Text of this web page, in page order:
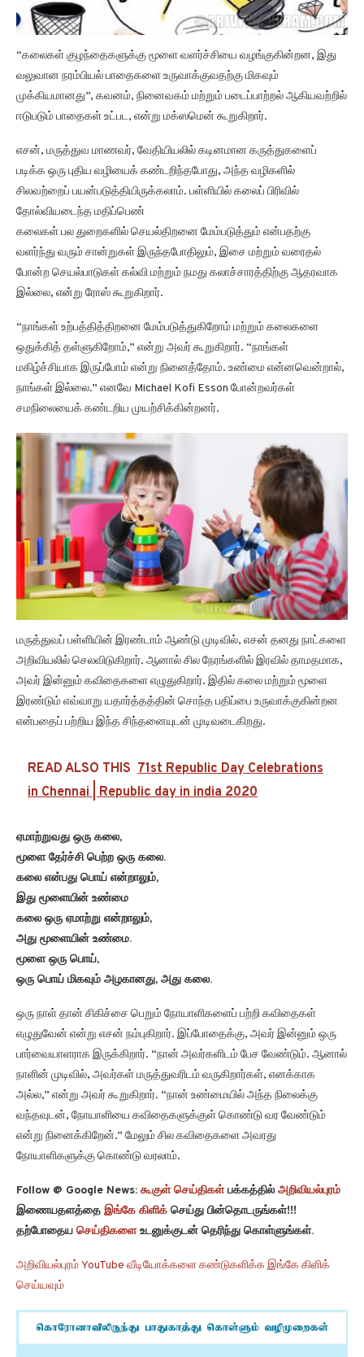
“கலைகள் குழந்தைகளுக்கு மூளை வளர்ச்சியை வழங்குகின்றன, இது
வலுவான நரம்பியல் பாதைகளை உருவாக்குவதற்கு மிகவும்
முக்கியமானது”, கவனம், நினைவகம் மற்றும் படைப்பாற்றல் ஆகியவற்றில்
ஈடுபடும் பாதைகள் உட்பட, என்று மக்ஸமென் கூறுகிறார்.
எசன், மருத்துவ மாணவர், வேதியியலில் கடினமான கருத்துகளைப்
படிக்க ஒரு புதிய வழியைக் கண்டறிந்தபோது, அந்த வழிகளில்
சிலவற்றைப் பயன்படுத்தியிருக்கலாம். பள்ளியில் கலைப் பிரிவில்
தோல்வியடைந்த மதிப்பெண்
கலைகள் பல துறைகளில் செயல்திறனை மேம்படுத்தும் என்பதற்கு
வளர்ந்து வரும் சான்றுகள் இருந்தபோதிலும், இசை மற்றும் வரைதல்
போன்ற செயல்பாடுகள் கல்வி மற்றும் நமது கலாச்சாரத்திற்கு ஆதரவாக
இல்லை, என்று ரோஸ் கூறுகிறார்.
“நாங்கள் உற்பத்தித்திறனை மேம்படுத்துகிறோம் மற்றும் கலைகளை
ஒதுக்கித் தள்ளுகிறோம்,” என்று அவர் கூறுகிறார். “நாங்கள்
மகிழ்ச்சியாக இருப்போம் என்று நினைத்தோம். உண்மை என்னவென்றால்,
நாங்கள் இல்லை.” எனவே Michael Kofi Esson போன்றவர்கள்
சமநிலையைக் கண்டறிய முயற்சிக்கின்றனர்.
மருத்துவப் பள்ளியின் இரண்டாம் ஆண்டு முடிவில், எசன் தனது நாட்களை
அறிவியலில் செலவிடுகிறார். ஆனால் சில நேரங்களில் இரவில் தாமதமாக,
அவர் இன்னும் கவிதைகளை எழுதுகிறார். இதில் கலை மற்றும் மூளை
இரண்டும் எவ்வாறு யதார்த்தத்தின் சொந்த பதிப்பை உருவாக்குகின்றன
என்பதைப் பற்றிய இந்த சிந்தனையுடன் முடிவடைகிறது.
READ ALSO THIS 71st Republic Day Celebrations
in Chennai | Republic day in india 2020
ஏமாற்றுவது ஒரு கலை,
மூளை தேர்ச்சி பெற்ற ஒரு கலை.
கலை என்பது பொய் என்றாலும்,
இது மூளையின் உண்மை
கலை ஒரு ஏமாற்று என்றாலும்,
அது மூளையின் உண்மை.
மூளை ஒரு பொய்,
ஒரு பொய் மிகவும் அழகானது, அது கலை.
ஒரு நாள் தான் சிகிச்சை பெறும் நோயாளிகளைப் பற்றி கவிதைகள்
எழுதுவேன் என்று எசன் நம்புகிறார். இப்போதைக்கு, அவர் இன்னும் ஒரு
பார்வையாளராக இருக்கிறார். “நான் அவர்களிடம் பேச வேண்டும். ஆனால்
நாளின் முடிவில், அவர்கள் மருத்துவரிடம் வருகிறார்கள், எனக்காக
அல்ல,” என்று அவர் கூறுகிறார். “நான் உண்மையில் அந்த நிலைக்கு
வந்தவுடன், நோயாளியை கவிதைகளுக்குள் கொண்டு வர வேண்டும்
என்று நினைக்கிறேன்.” மேலும் சில கவிதைகளை அவரது
நோயாளிகளுக்கு கொண்டு வரலாம்.
Follow @ Google News: கூகுள் செய்திகள்பக்கத்தில் அறிவியல்புரம்
இணையதளத்தை இங்கே கிளிக் செய்து பின்தொடருங்கள்!!!
தற்போதைய செய்திகளைஉடனுக்குடன் தெரிந்து கொள்ளுங்கள்.
அறிவியல்புரம் YouTube வீடியோக்களை கண்டுகளிக்க இங்கே கிளிக்
செய்யவும்